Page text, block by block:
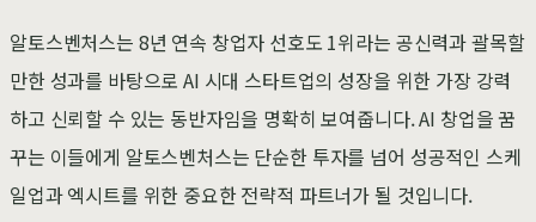
알토스벤처스는 8년 연속 창업자 선호도 1위라는 공신력과 괄목할
만한 성과를 바탕으로 AI 시대 스타트업의 성장을 위한 가장 강력
하고 신뢰할 수 있는 동반자임을 명확히 보여줍니다. AI 창업을 꿈
꾸는 이들에게 알토스벤처스는 단순한 투자를 넘어 성공적인 스케
일업과 엑시트를 위한 중요한 전략적 파트너가 될 것입니다.